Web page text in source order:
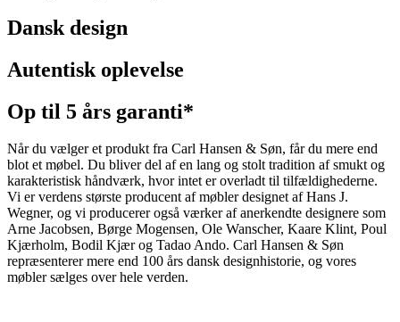
Dansk design
Autentisk oplevelse
Op til 5 års garanti*
Når du vælger et produkt fra Carl Hansen & Søn, får du mere end
blot et møbel. Du bliver del af en lang og stolt tradition af smukt og
karakteristisk håndværk, hvor intet er overladt til tilfældighederne.
Vi er verdens største producent af møbler designet af Hans J.
Wegner, og vi producerer også værker af anerkendte designere som
Arne Jacobsen, Børge Mogensen, Ole Wanscher, Kaare Klint, Poul
Kjærholm, Bodil Kjær og Tadao Ando. Carl Hansen & Søn
repræsenterer mere end 100 års dansk designhistorie, og vores
møbler sælges over hele verden.